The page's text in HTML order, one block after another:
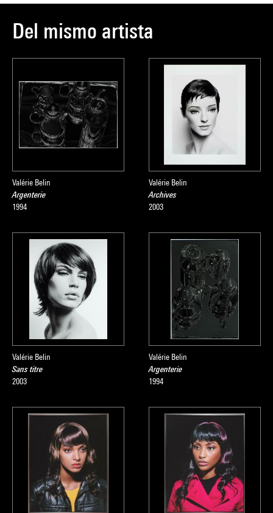
Del mismo artista
Valérie Belin
Argenterie
1994
Valérie Belin
Archives
2003
Valérie Belin
Sans titre
2003
Valérie Belin
Argenterie
1994